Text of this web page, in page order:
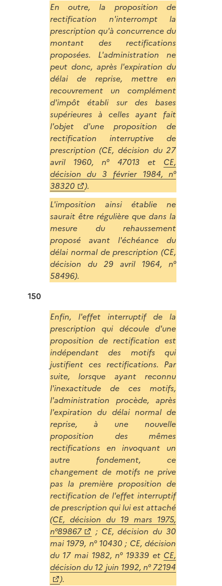
En outre, la proposition de
rectification n'interrompt la
prescription qu'à concurrence du
montant des rectifications
proposées. L'administration ne
peut donc, après l'expiration du
délai de reprise, mettre en
recouvrement un complément
d'impôt établi sur des bases
supérieures à celles ayant fait
l'objet d'une proposition de
rectification interruptive de
prescription (CE, décision du 27
avril 1960, n° 47013 et CE,
décision du 3 février 1984, n°
38320
).
L'imposition ainsi établie ne
saurait être régulière que dans la
mesure du rehaussement
proposé avant l'échéance du
délai normal de prescription (CE,
décision du 29 avril 1964, n°
58496).
150
Enfin, l'effet interruptif de la
prescription qui découle d'une
proposition de rectification est
indépendant des motifs qui
justifient ces rectifications. Par
suite, lorsque ayant reconnu
l'inexactitude de ces motifs,
l'administration procède, après
l'expiration du délai normal de
reprise, à une nouvelle
proposition des mêmes
rectifications en invoquant un
autre fondement, ce
changement de motifs ne prive
pas la première proposition de
rectification de l'effet interruptif
de prescription qui lui est attaché
(CE, décision du 19 mars 1975,
n°89867
; CE, décision du 30
mai 1979, n° 10430 ; CE, décision
du 17 mai 1982, n° 19339 et CE,
décision du 12 juin 1992, n° 72194
).